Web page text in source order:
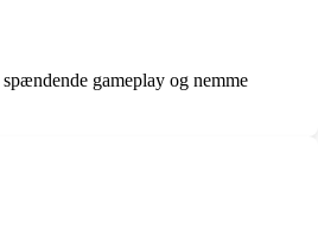
gameplay og nemme